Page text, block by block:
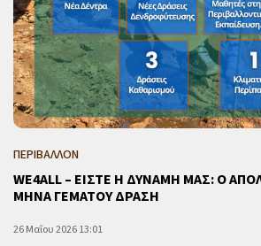
ΠΕΡΙΒΑΛΛΟΝ
WE4ALL – ΕΙΣΤΕ Η ΔΥΝΑΜΗ ΜΑΣ: Ο
ΜΗΝΑ ΓΕΜΑΤΟΥ ΔΡΑΣΗ
26 Μαΐου 2026 13:01